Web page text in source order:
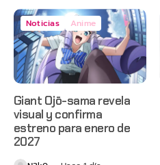
Noticias Anime
Giant Ojō-sama revela
visual y confirma
estreno para enero de
2027